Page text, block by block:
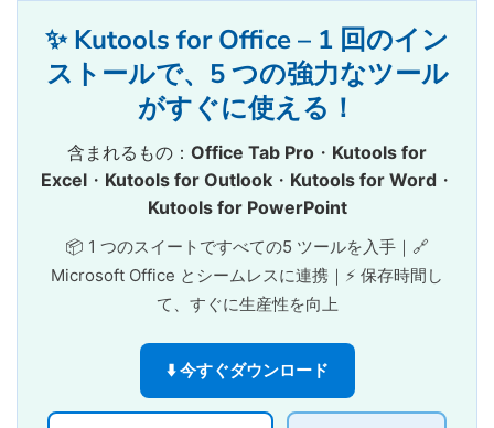
✨ Kutools for Office – 1 回のイン
ストールで、5 つの強力なツール
がすぐに使える！
含まれるもの： Office Tab Pro ・ Kutools for
Excel・ Kutools for Outlook・ Kutools for Word・
Kutools for PowerPoint
📦 1 つのスイートですべての5 ツールを入手｜🔗
Microsoft Office とシームレスに連携｜⚡ 保存時間し
て、すぐに生産性を向上
⬇️ 今すぐダウンロード